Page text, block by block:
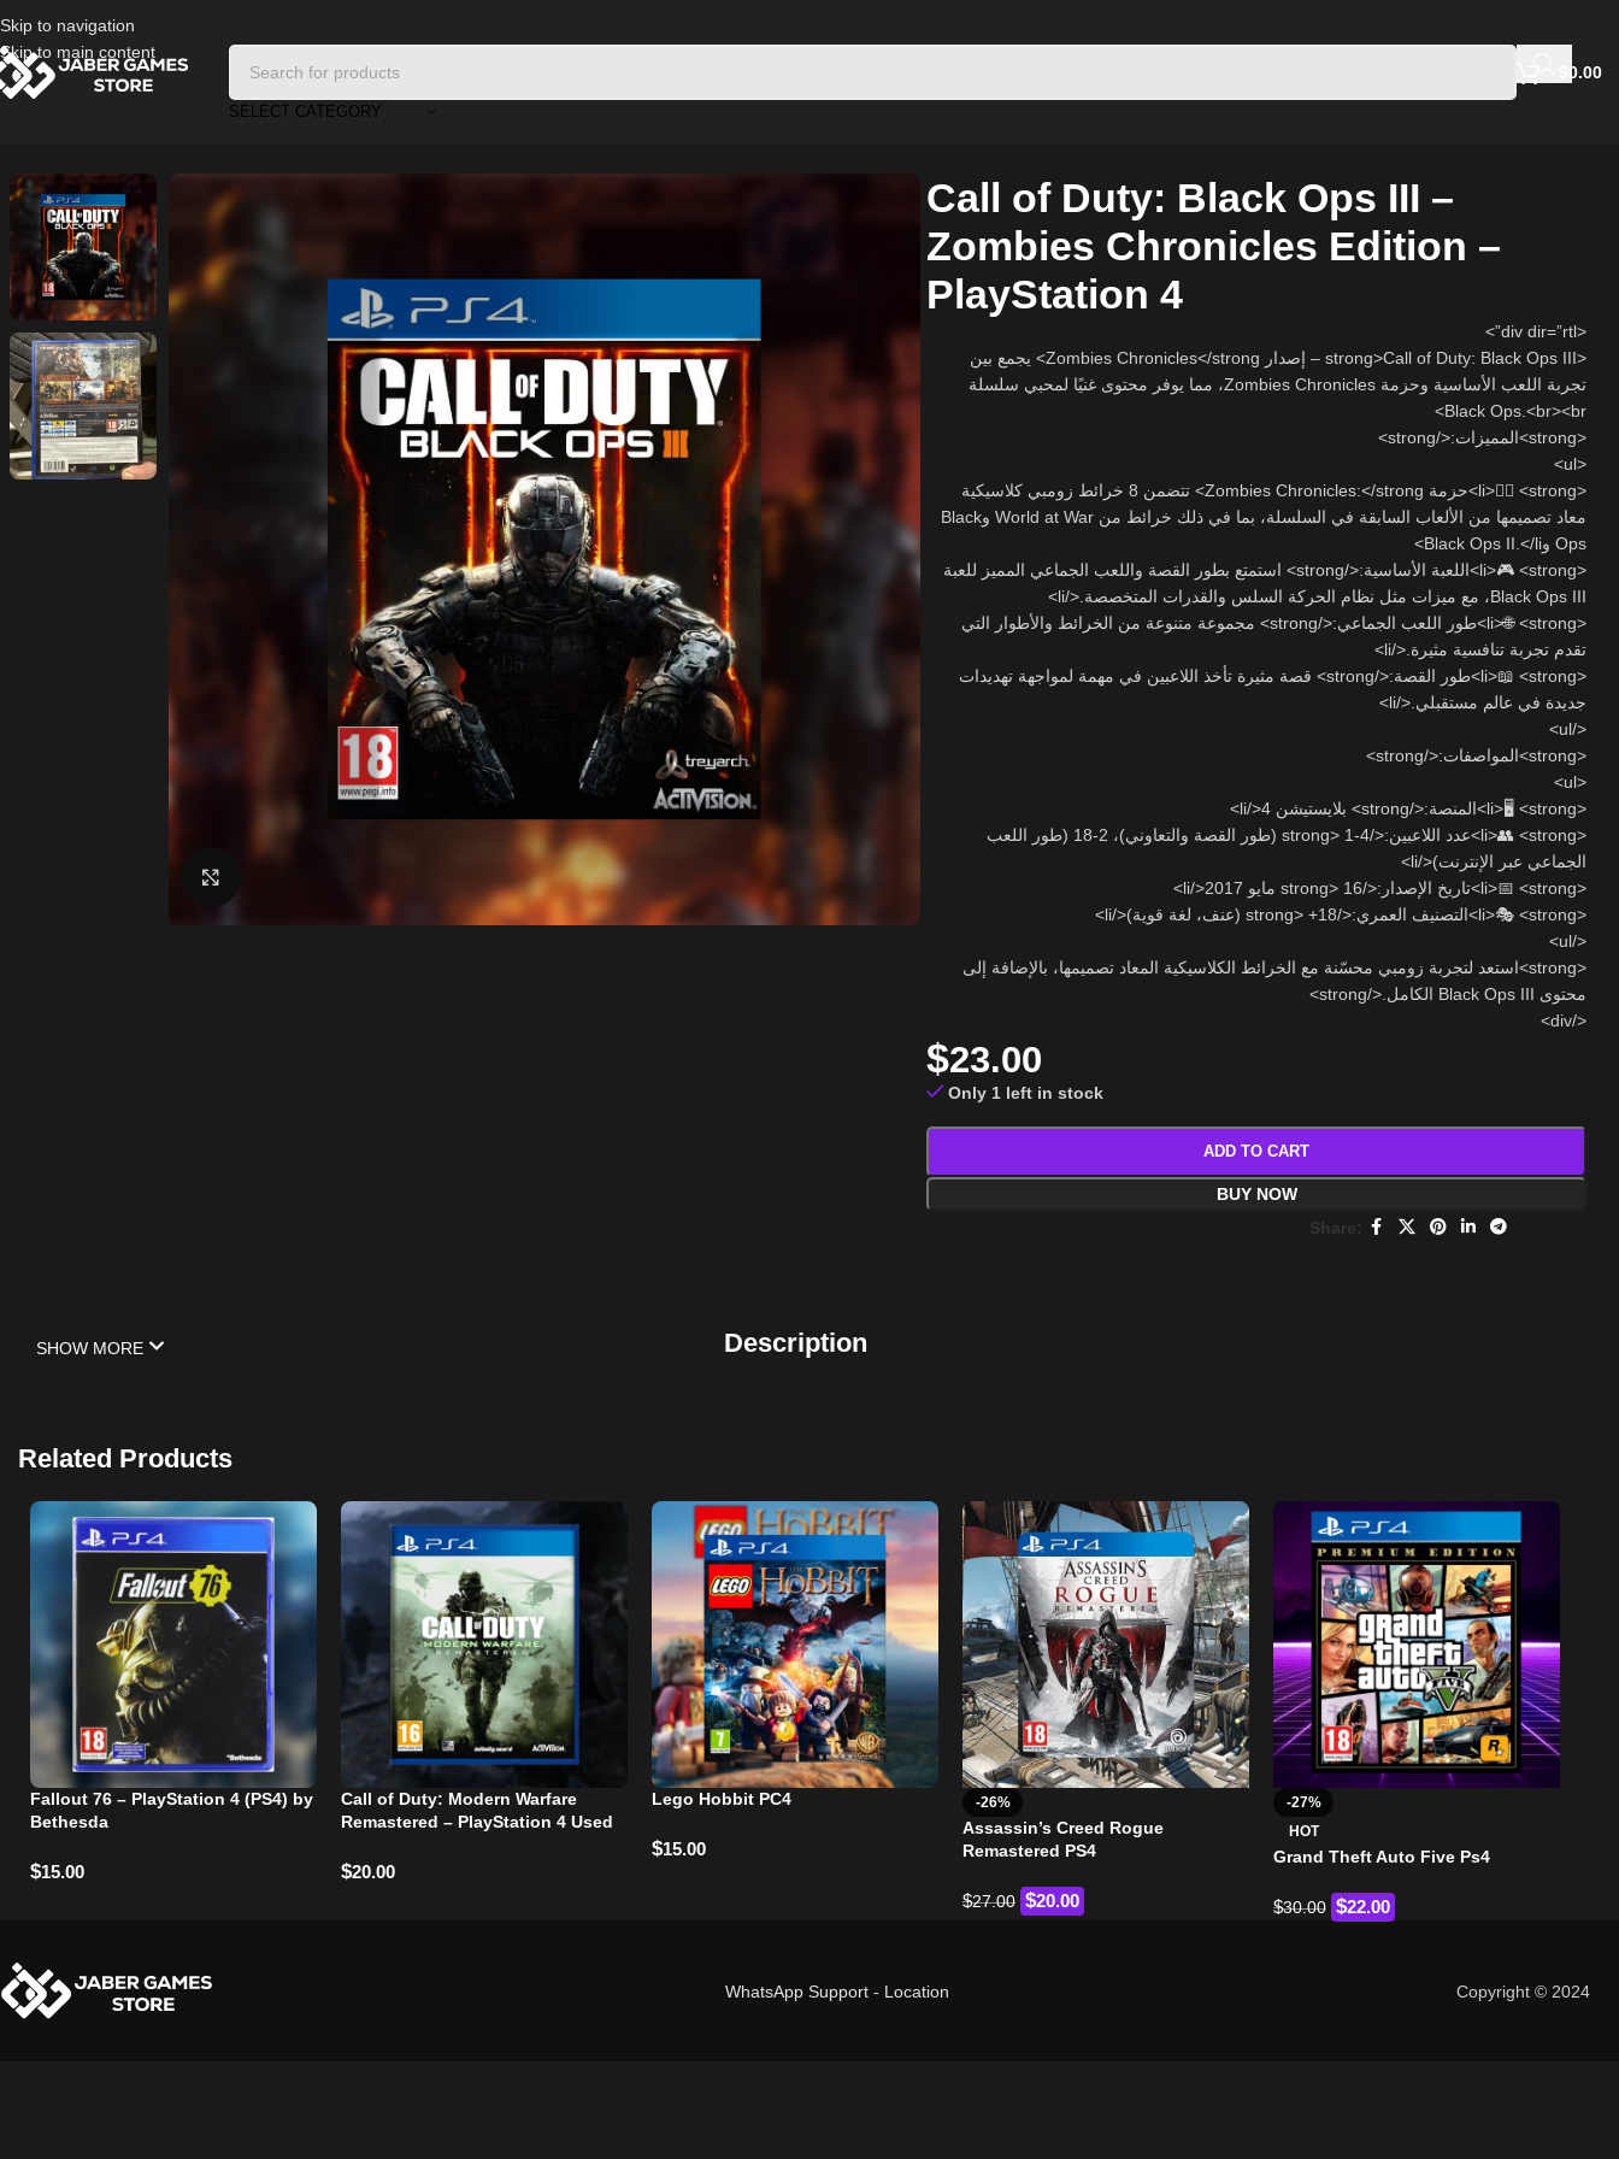
Skip to navigation
Skip to main content
SELECT CATEGORY
0.00
Playstation Games And Accessories/ Call of Duty: Black Ops III – Zombies Chronicles Edition – PlayStation 4
Call of Duty: Black Ops III –
Zombies Chronicles Edition –
PlayStation 4
<div dir=”rtl”>
<strong>Call of Duty: Black Ops III – إصدار Zombies Chronicles</strong> يجمع بين
تجربة اللعب الأساسية وحزمة Zombies Chronicles، مما يوفر محتوى غنيًا لمحبي سلسلة
Black Ops.<br><br>
<strong>المميزات:</strong>
<ul>
<li>🧟‍♂️ <strong>حزمة Zombies Chronicles:</strong> تتضمن 8 خرائط زومبي كلاسيكية
معاد تصميمها من الألعاب السابقة في السلسلة، بما في ذلك خرائط من World at War وBlack
Ops وBlack Ops II.</li>
<li>🎮 <strong>اللعبة الأساسية:</strong> استمتع بطور القصة واللعب الجماعي المميز للعبة
Black Ops III، مع ميزات مثل نظام الحركة السلس والقدرات المتخصصة.</li>
<li>🌐 <strong>طور اللعب الجماعي:</strong> مجموعة متنوعة من الخرائط والأطوار التي
تقدم تجربة تنافسية مثيرة.</li>
<li>📖 <strong>طور القصة:</strong> قصة مثيرة تأخذ اللاعبين في مهمة لمواجهة تهديدات
جديدة في عالم مستقبلي.</li>
</ul>
<strong>المواصفات:</strong>
<ul>
<li>🖥️ <strong>المنصة:</strong> بلايستيشن 4</li>
<li>👥 <strong>عدد اللاعبين:</strong> 1-4 (طور القصة والتعاوني)، 2-18 (طور اللعب
الجماعي عبر الإنترنت)</li>
<li>📅 <strong>تاريخ الإصدار:</strong> 16 مايو 2017</li>
<li>🎭 <strong>التصنيف العمري:</strong> +18 (عنف، لغة قوية)</li>
</ul>
<strong>استعد لتجربة زومبي محسّنة مع الخرائط الكلاسيكية المعاد تصميمها، بالإضافة إلى
محتوى Black Ops III الكامل.</strong>
</div>
$23.00
Only 1 left in stock
ADD TO CART
BUY NOW
Share:
Description
SHOW MORE
Related Products
Fallout 76 – PlayStation 4 (PS4) by
Bethesda
$15.00
Call of Duty: Modern Warfare
Remastered – PlayStation 4 Used
$20.00
Lego Hobbit PC4
$15.00
-26%
Assassin’s Creed Rogue
Remastered PS4
$27.00 $20.00
-27%
HOT
Grand Theft Auto Five Ps4
$30.00 $22.00
WhatsApp Support- Location Copyright © 2024